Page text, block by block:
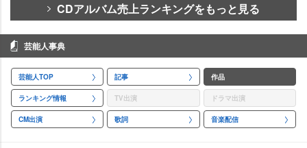
CDアルバム売上ランキングをもっと見る
芸能人事典
芸能人TOP 記事 作品
ランキング情報 TV出演 ドラマ出演
CM出演 歌詞 音楽配信